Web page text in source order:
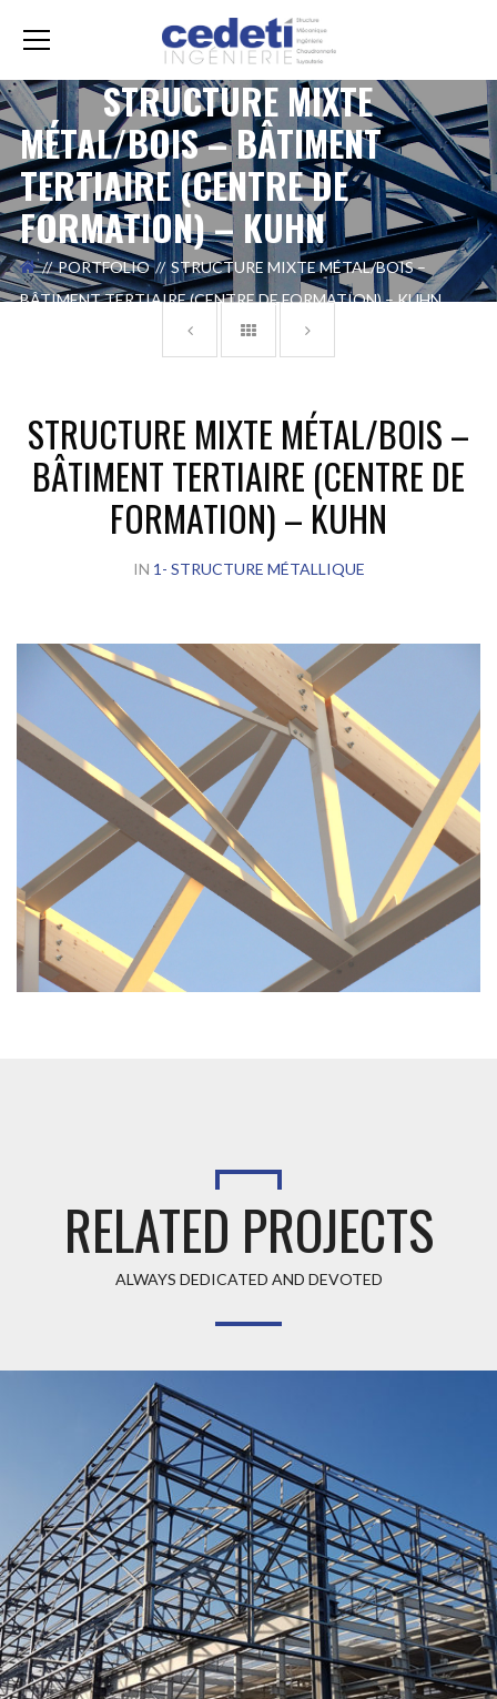
STRUCTURE MIXTE
MÉTAL/BOIS – BÂTIMENT
TERTIAIRE (CENTRE DE
FORMATION) – KUHN
PORTFOLIO
STRUCTURE MIXTE MÉTAL/BOIS –
BÂTIMENT TERTIAIRE (CENTRE DE FORMATION) – KUHN
STRUCTURE MIXTE MÉTAL/BOIS –
BÂTIMENT TERTIAIRE (CENTRE DE
FORMATION) – KUHN
IN 1- STRUCTURE MÉTALLIQUE
RELATED PROJECTS
ALWAYS DEDICATED AND DEVOTED